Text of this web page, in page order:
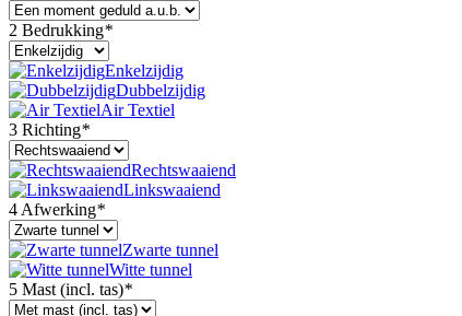
2 Bedrukking*
Enkelzijdig
Dubbelzijdig
Air Textiel
3 Richting*
Rechtswaaiend
Linkswaaiend
4 Afwerking*
Zwarte tunnel
Witte tunnel
5 Mast (incl. tas)*